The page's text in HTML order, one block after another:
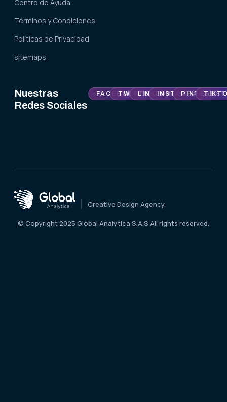
Centro de Ayuda
Términos y Condiciones
Políticas de Privacidad
sitemaps
Nuestras
Redes Sociales
FACEBOOK
TWITTERLINKEDININSTAGRAMPINTEREST
Creative Design Agency.
© Copyright 2025 Global Analytica S.A.S All rights reserved.